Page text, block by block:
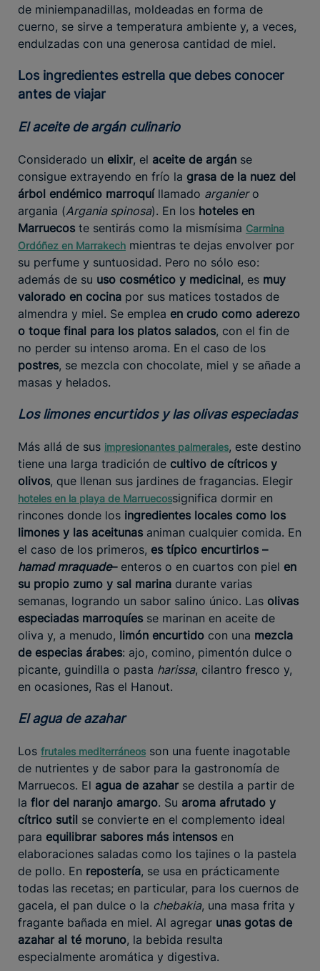
de miniempanadillas, moldeadas en forma de
cuerno, se sirve a temperatura ambiente y, a veces,
endulzadas con una generosa cantidad de miel.
Los ingredientes estrella que debes conocer
antes de viajar
El aceite de argán culinario
Considerado un elixir, el aceite de argán se
consigue extrayendo en frío la grasa de la nuez del
árbol endémico marroquíllamado arganiero
argania (Argania spinosa). En los hoteles en
Marruecos te sentirás como la mismísima Carmina
Ordóñez en Marrakech mientras te dejas envolver por
su perfume y suntuosidad. Pero no sólo eso:
además de su uso cosmético y medicinal, es muy
valorado en cocina por sus matices tostados de
almendra y miel. Se emplea en crudo como aderezo
o toque final para los platos salados, con el fin de
no perder su intenso aroma. En el caso de los
postres, se mezcla con chocolate, miel y se añade a
masas y helados.
Los limones encurtidos y las olivas especiadas
Más allá de sus impresionantes palmerales, este destino
tiene una larga tradición de cultivo de cítricos y
olivos, que llenan sus jardines de fragancias. Elegir
hoteles en la playa de Marruecossignifica dormir en
rincones donde los ingredientes locales como los
limones y las aceitunas animan cualquier comida. En
el caso de los primeros, es típico encurtirlos –
hamad mraquade–enteros o en cuartos con piel en
su propio zumo y sal marina durante varias
semanas, logrando un sabor salino único. Las olivas
especiadas marroquíes se marinan en aceite de
oliva y, a menudo, limón encurtido con una mezcla
de especias árabes: ajo, comino, pimentón dulce o
picante, guindilla o pasta harissa, cilantro fresco y,
en ocasiones, Ras el Hanout.
El agua de azahar
Los frutales mediterráneos son una fuente inagotable
de nutrientes y de sabor para la gastronomía de
Marruecos. El agua de azahar se destila a partir de
la flor del naranjo amargo. Su aroma afrutado y
cítrico sutil se convierte en el complemento ideal
para equilibrar sabores más intensos en
elaboraciones saladas como los tajines o la pastela
de pollo. En repostería, se usa en prácticamente
todas las recetas; en particular, para los cuernos de
gacela, el pan dulce o la chebakia, una masa frita y
fragante bañada en miel. Al agregar unas gotas de
azahar al té moruno, la bebida resulta
especialmente aromática y digestiva.